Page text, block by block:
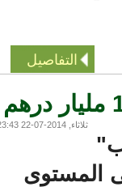
التفاصيل
ثلاثاء, 2014-07-22 23:43
المستوى